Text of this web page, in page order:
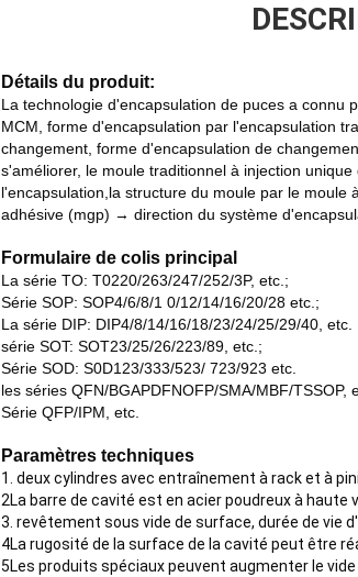
Détails du produit:
La technologie d'encapsulation de puces a connu
MCM, forme d'encapsulation par l'encapsulation
changement, forme d'encapsulation de
s'améliorer, le moule traditionnel à injection
l'encapsulation,la structure du moule par le
adhésive (mgp) → direction du système
Formulaire de colis principal
La série TO: T0220/263/247/252/3P, etc.;
Série SOP: SOP4/6/8/1 0/12/14/16/20/28 etc.;
La série DIP: DIP4/8/14/16/18/23/24/25/29/40, etc.
série SOT: SOT23/25/26/223/89, etc.;
Série SOD: S0D123/333/523/ 723/923 etc.
les séries QFN/BGAPDFNOFP/SMA/MBF/TSSOP,
Série QFP/IPM, etc.
Paramètres techniques
1. deux cylindres avec entraînement à rack et à
2La barre de cavité est en acier poudreux à haute
3. revêtement sous vide de surface, durée de vie
4La rugosité de la surface de la cavité peut être
5Les produits spéciaux peuvent augmenter le